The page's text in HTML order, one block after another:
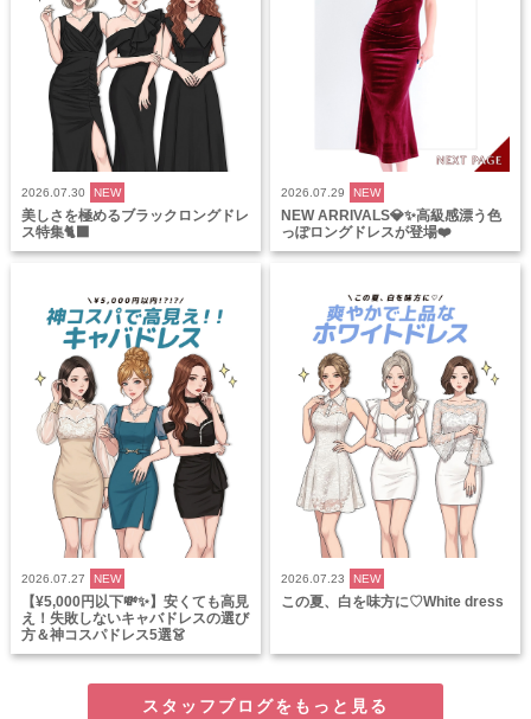
2026.07.30 NEW
美しさを極めるブラックロングドレ
ス特集🐈‍⬛
2026.07.29 NEW
NEW ARRIVALS💎✨高級感漂う色
っぽロングドレスが登場❤️
2026.07.27 NEW
【¥5,000円以下💸✨】安くても高見
え！失敗しないキャバドレスの選び
方＆神コスパドレス5選👗
2026.07.23 NEW
この夏、白を味方に♡White dress
スタッフブログをもっと見る